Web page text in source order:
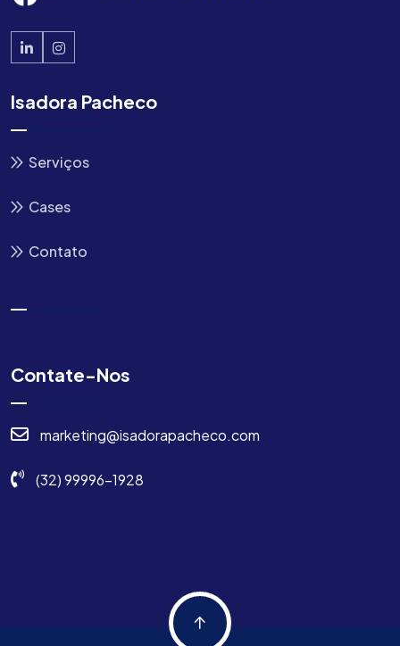
Isadora Pacheco
Serviços
Cases
Contato
Contate-Nos
marketing@isadorapacheco.com
(32) 99996-1928